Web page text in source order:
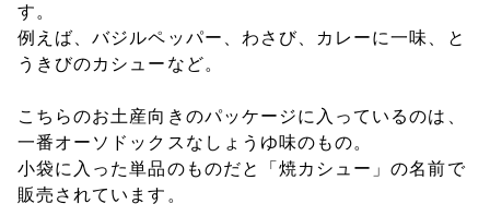
す。
例えば、バジルペッパー、わさび、カレーに一味、と
うきびのカシューなど。
こちらのお土産向きのパッケージに入っているのは、
一番オーソドックスなしょうゆ味のもの。
小袋に入った単品のものだと「焼カシュー」の名前で
販売されています。